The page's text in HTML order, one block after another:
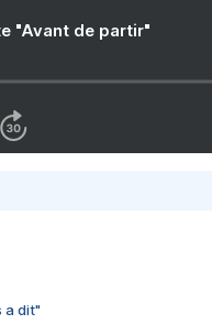
"Avant de partir"
a dit"